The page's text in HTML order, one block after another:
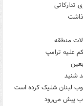
تدارکاتی
منطقه
علیه ترامپ
شنید
پیش می‌رود